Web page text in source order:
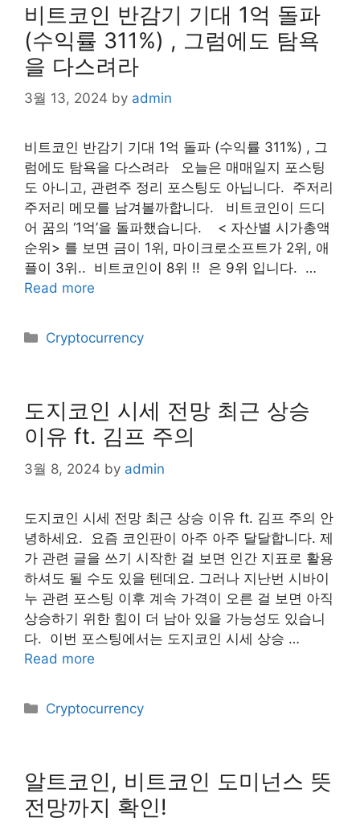
비트코인 반감기 기대 1억 돌파
(수익률 311%) , 그럼에도 탐욕
을 다스려라
3월 13, 2024 by admin
​비트코인 반감기 기대 1억 돌파 (수익률 311%) , 그
럼에도 탐욕을 다스려라 ​ 오늘은 매매일지 포스팅
도 아니고, 관련주 정리 포스팅도 아닙니다. ​ 주저리
주저리 메모를 남겨볼까합니다. ​ ​ 비트코인이 드디
어 꿈의 ‘1억’을 돌파했습니다. ​ ​ ​ < 자산별 시가총액
순위> 를 보면 금이 1위, 마이크로소프트가 2위, 애
플이 3위.. ​ 비트코인이 8위 !! ​ 은 9위 입니다. ​ …
Read more
Categories
Cryptocurrency
도지코인 시세 전망 최근 상승
이유 ft. 김프 주의
3월 8, 2024 by admin
도지코인 시세 전망 최근 상승 이유 ft. 김프 주의 안
녕하세요. 요즘 코인판이 아주 아주 달달합니다. 제
가 관련 글을 쓰기 시작한 걸 보면 인간 지표로 활용
하셔도 될 수도 있을 텐데요. 그러나 지난번 시바이
누 관련 포스팅 이후 계속 가격이 오른 걸 보면 아직
상승하기 위한 힘이 더 남아 있을 가능성도 있습니
다. ​ 이번 포스팅에서는 도지코인 시세 상승 …
Read more
Categories
Cryptocurrency
알트코인, 비트코인 도미넌스 뜻
전망까지 확인!